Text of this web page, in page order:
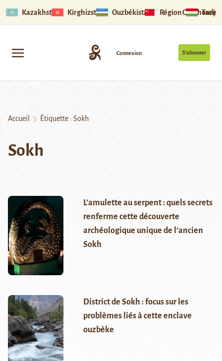
Kazakhstan Kirghizstan Ouzbékistan Région Ouïghoure
S’abonner
Connexion
Accueil Étiquette : Sokh
Sokh
L’amulette au serpent : quels secrets
renferme cette découverte
archéologique unique de l’ancien
Sokh
District de Sokh : focus sur les
problèmes liés à cette enclave
ouzbèke